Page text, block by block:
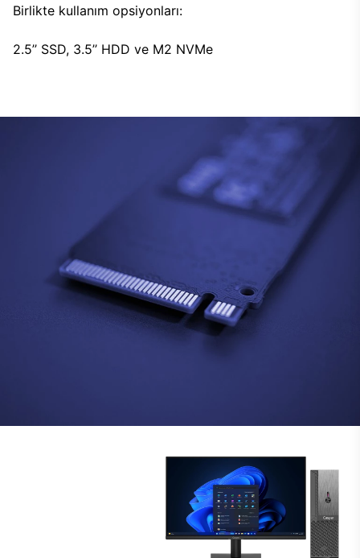
Birlikte kullanım opsiyonları:
2.5’’ SSD, 3.5’’ HDD ve M2 NVMe